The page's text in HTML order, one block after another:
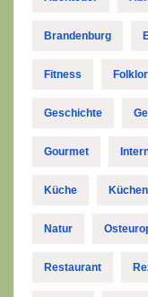
Brandenburg
Fitness
Geschichte
Gourmet
Küche
Natur
Restaurant